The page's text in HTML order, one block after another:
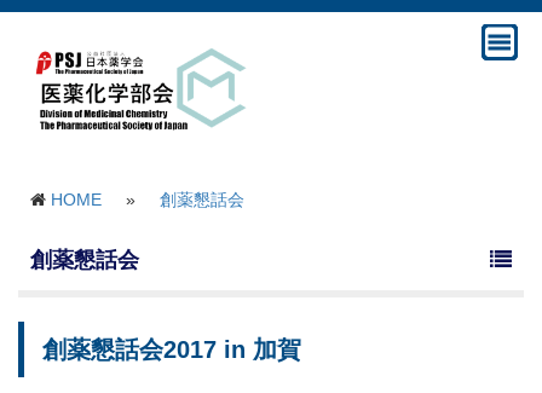
HOME » 創薬懇話会
創薬懇話会
創薬懇話会2017 in 加賀